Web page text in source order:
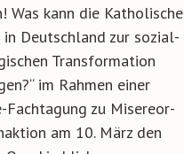
Was kann die Katholische
in Deutschland zur sozial-
Transformation
im Rahmen einer
Fachtagung zu Misereor-
am 10. März den